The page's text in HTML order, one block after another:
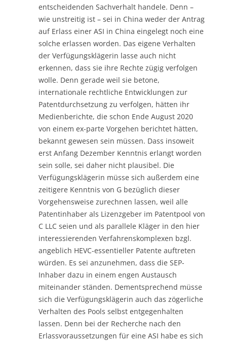
entscheidenden Sachverhalt handele. Denn –
wie unstreitig ist – sei in China weder der Antrag
auf Erlass einer ASI in China eingelegt noch eine
solche erlassen worden. Das eigene Verhalten
der Verfügungsklägerin lasse auch nicht
erkennen, dass sie ihre Rechte zügig verfolgen
wolle. Denn gerade weil sie betone,
internationale rechtliche Entwicklungen zur
Patentdurchsetzung zu verfolgen, hätten ihr
Medienberichte, die schon Ende August 2020
von einem ex-parte Vorgehen berichtet hätten,
bekannt gewesen sein müssen. Dass insoweit
erst Anfang Dezember Kenntnis erlangt worden
sein solle, sei daher nicht plausibel. Die
Verfügungsklägerin müsse sich außerdem eine
zeitigere Kenntnis von G bezüglich dieser
Vorgehensweise zurechnen lassen, weil alle
Patentinhaber als Lizenzgeber im Patentpool von
C LLC seien und als parallele Kläger in den hier
interessierenden Verfahrenskomplexen bzgl.
angeblich HEVC-essentieller Patente auftreten
würden. Es sei anzunehmen, dass die SEP-
Inhaber dazu in einem engen Austausch
miteinander ständen. Dementsprechend müsse
sich die Verfügungsklägerin auch das zögerliche
Verhalten des Pools selbst entgegenhalten
lassen. Denn bei der Recherche nach den
Erlassvoraussetzungen für eine ASI habe es sich